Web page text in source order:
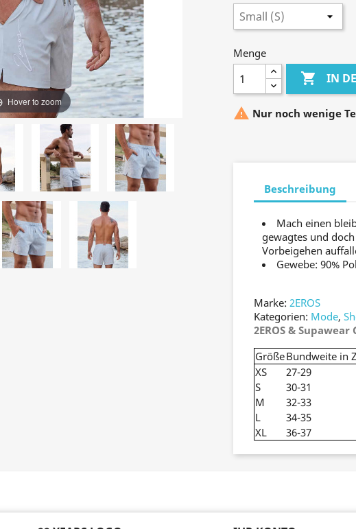
Hover to zoom
Menge
 IN
 Nur noch wenige
Beschreibung
Mach einen
gewagtes und
Vorbeigehen
Gewebe: 90%
Marke: 2EROS
Kategorien: Mode,
2EROS &
GrößeBundweite in
XS
27-29
S
30-31
M
32-33
L
34-35
XL
36-37